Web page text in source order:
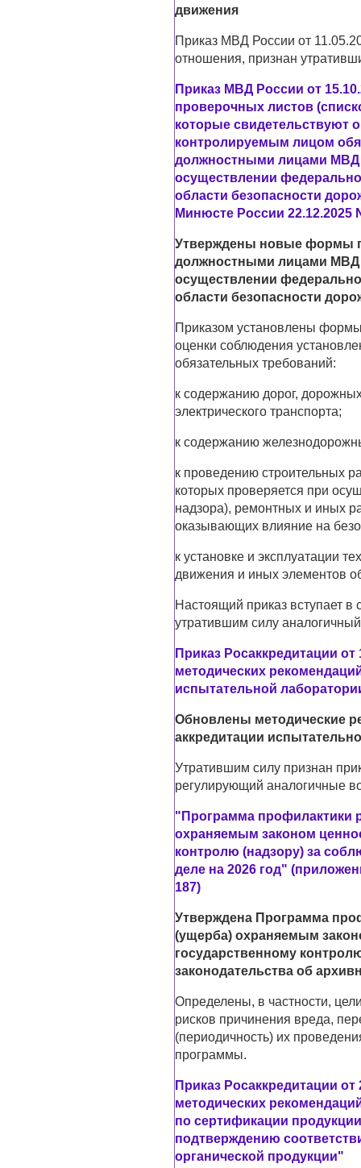
движения
Приказ МВД России от
отношения, признан
Приказ МВД России от
проверочных листов
которые свидетельствуют
контролируемым лицом
должностными лицами МВД
осуществлении
области безопасности
Минюсте России 22.12.2025
Утверждены новые формы
должностными лицами МВД
осуществлении
области безопасности
Приказом установлены
оценки соблюдения
обязательных требований:
к содержанию дорог,
электрического транспорта;
к содержанию
к проведению строительных
которых проверяется при
надзора), ремонтных и иных
оказывающих влияние на
к установке и эксплуатации
движения и иных элементов
Настоящий приказ вступает в
утратившим силу
Приказ Росаккредитации
методических
испытательной
Обновлены методические
аккредитации
Утратившим силу признан
регулирующий аналогичные
"Программа профилактики
охраняемым законом
контролю (надзору) за
деле на 2026 год"
187)
Утверждена Программа
(ущерба) охраняемым
государственному
законодательства об
Определены, в частности,
рисков причинения вреда,
(периодичность) их
программы.
Приказ Росаккредитации
методических
по сертификации
подтверждению
органической продукции"